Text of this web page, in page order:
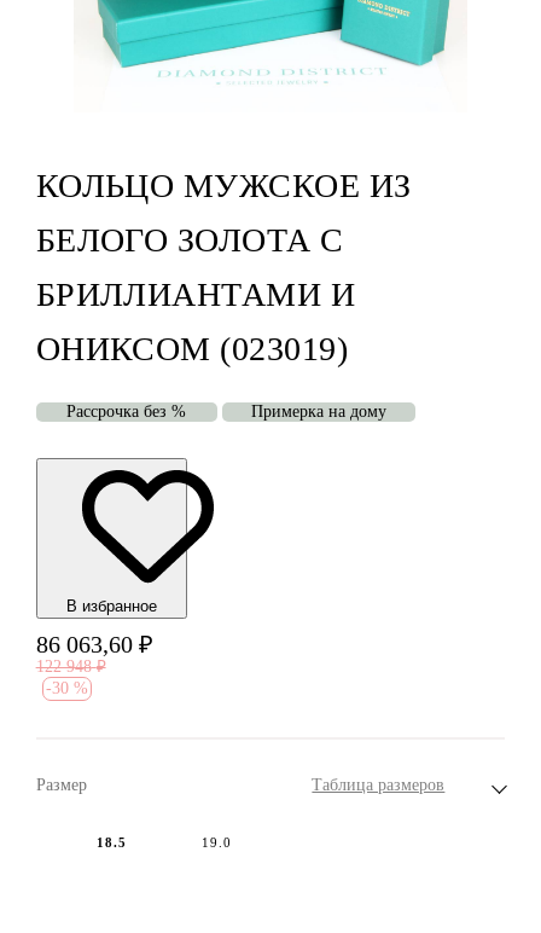
КОЛЬЦО МУЖСКОЕ ИЗ
БЕЛОГО ЗОЛОТА С
БРИЛЛИАНТАМИ И
ОНИКСОМ (023019)
Рассрочка без % Примерка на дому
В избранноe
86 063,60 ₽
122 948 ₽
-30 %
Размер Таблица размеров
18.5 19.0